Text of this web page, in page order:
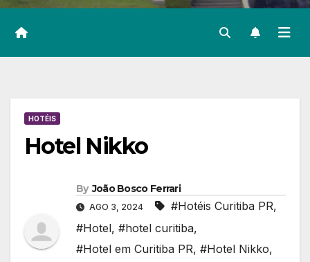
HOTÉIS
Hotel Nikko
By João Bosco Ferrari
AGO 3, 2024 #Hotéis Curitiba PR,
#Hotel, #hotel curitiba,
#Hotel em Curitiba PR, #Hotel Nikko,